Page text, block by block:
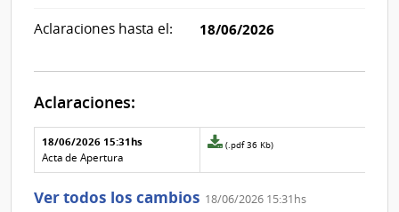
Aclaraciones hasta el: 18/06/2026
Aclaraciones:
Aclaraciones del llamado
Fecha y
texto de
la
Archivo
de la
18/06/2026 15:31hs
Acta de Apertura
Archivo
de
aclaración
(.pdf 36 Kb)
Ver todos los cambios 18/06/2026 15:31hs